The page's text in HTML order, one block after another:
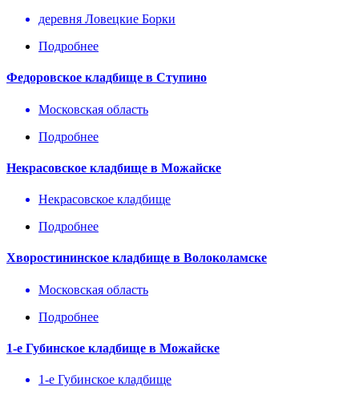
деревня Ловецкие Борки
Подробнее
Федоровское кладбище в Ступино
Московская область
Подробнее
Некрасовское кладбище в Можайске
Некрасовское кладбище
Подробнее
Хворостининское кладбище в Волоколамске
Московская область
Подробнее
1-е Губинское кладбище в Можайске
1-е Губинское кладбище